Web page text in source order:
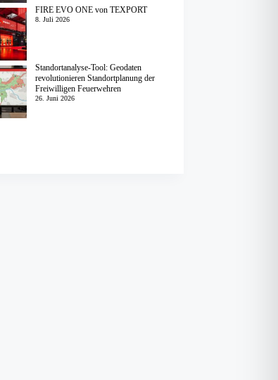
FIRE EVO ONE von TEXPORT
8. Juli 2026
Standortanalyse-Tool: Geodaten
revolutionieren Standortplanung der
Freiwilligen Feuerwehren
26. Juni 2026